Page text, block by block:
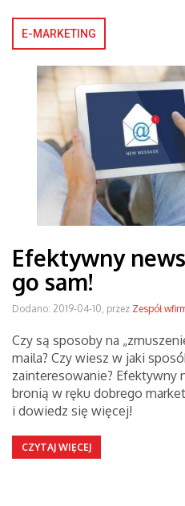
E-MARKETING
Efektywny
go sam!
Dodano: 2019-04-10, przez Zespół
Czy są sposoby na
maila? Czy wiesz w jaki
zainteresowanie? Efektywny
bronią w ręku dobrego
i dowiedz się więcej!
CZYTAJ WIĘCEJ